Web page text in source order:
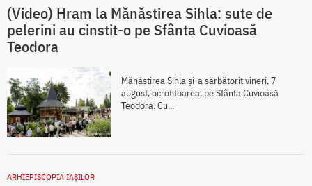
(Video) Hram la Mănăstirea Sihla: sute de
pelerini au cinstit-o pe Sfânta Cuvioasă
Teodora
Mănăstirea Sihla și-a sărbătorit vineri, 7
august, ocrotitoarea, pe Sfânta Cuvioasă
Teodora. Cu...
ARHIEPISCOPIA IAŞILOR